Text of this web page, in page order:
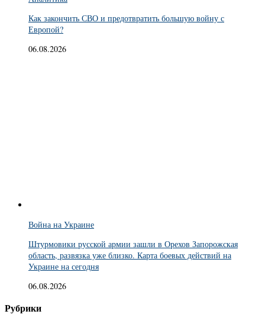
Как закончить СВО и предотвратить большую войну с
Европой?
06.08.2026
Война на Украине
Штурмовики русской армии зашли в Орехов Запорожская
область, развязка уже близко. Карта боевых действий на
Украине на сегодня
06.08.2026
Рубрики